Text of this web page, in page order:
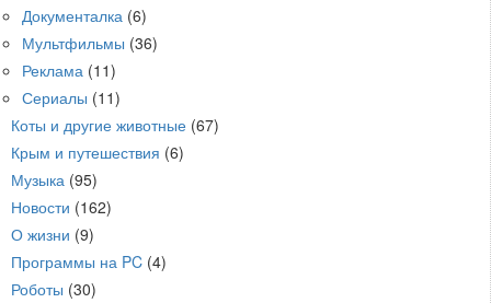
Документалка (6)
Мультфильмы (36)
Реклама (11)
Сериалы (11)
Коты и другие животные (67)
Крым и путешествия (6)
Музыка (95)
Новости (162)
О жизни (9)
Программы на PC (4)
Роботы (30)